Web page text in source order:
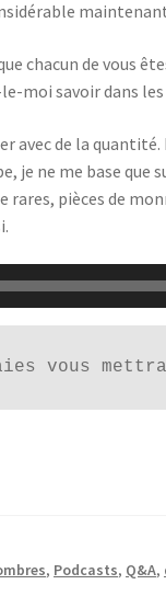
chacun de vous
moi savoir dans
avec de la
je ne me base que
rares, pièces de
vous
, Podcasts, Q&A,